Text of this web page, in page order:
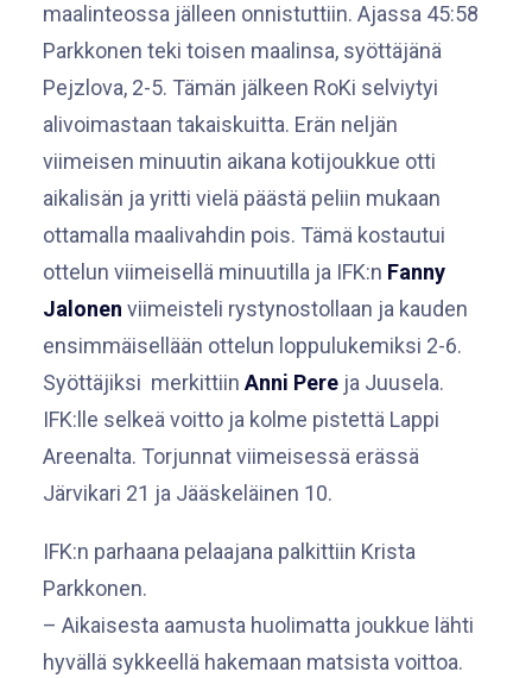
maalinteossa jälleen onnistuttiin. Ajassa 45:58
Parkkonen teki toisen maalinsa, syöttäjänä
Pejzlova, 2-5. Tämän jälkeen RoKi selviytyi
alivoimastaan takaiskuitta. Erän neljän
viimeisen minuutin aikana kotijoukkue otti
aikalisän ja yritti vielä päästä peliin mukaan
ottamalla maalivahdin pois. Tämä kostautui
ottelun viimeisellä minuutilla ja IFK:n Fanny
Jalonen viimeisteli rystynostollaan ja kauden
ensimmäisellään ottelun loppulukemiksi 2-6.
Syöttäjiksi merkittiin Anni Pere ja Juusela.
IFK:lle selkeä voitto ja kolme pistettä Lappi
Areenalta. Torjunnat viimeisessä erässä
Järvikari 21 ja Jääskeläinen 10.
IFK:n parhaana pelaajana palkittiin Krista
Parkkonen.
– Aikaisesta aamusta huolimatta joukkue lähti
hyvällä sykkeellä hakemaan matsista voittoa.